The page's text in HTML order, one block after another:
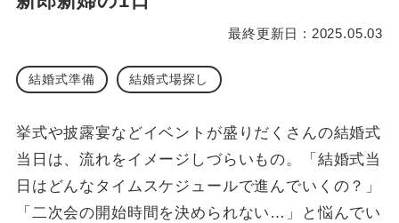
最終更新日 : 2025.05.03
結婚式準備 結婚式場探し
挙式や披露宴などイベントが盛りだくさんの結婚式
当日は、流れをイメージしづらいもの。「結婚式当
日はどんなタイムスケジュールで進んでいくの？」
「二次会の開始時間を決められない…」と悩んでい